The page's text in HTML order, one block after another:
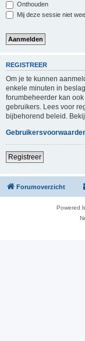
Onthouden
Mij deze sessie niet
REGISTREER
Om je te kunnen
enkele minuten in
forumbeheerder kan
gebruikers. Lees voor
bijbehorend beleid.
Registreer
Forumoverzicht
Powered